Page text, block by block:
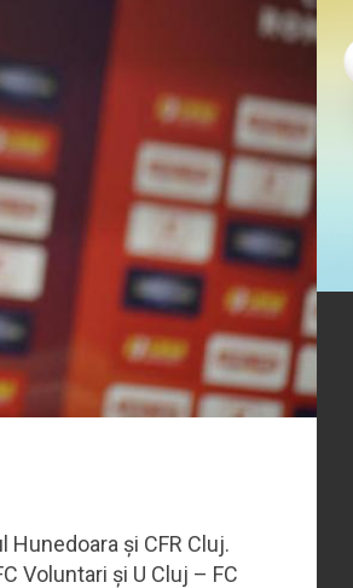
și CFR Cluj.
Voluntari și U Cluj – FC